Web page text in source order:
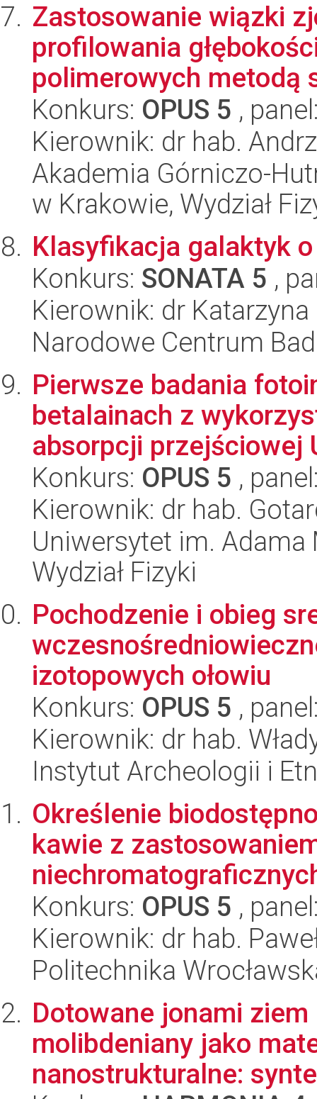
Zastosowanie wiązki
profilowania
polimerowych metodą
Konkurs: OPUS 5 ,
Kierownik: dr hab.
Akademia Górniczo-
w Krakowie, Wydział
Klasyfikacja galaktyk
Konkurs: SONATA 5 ,
Kierownik: dr Katarzyna
Narodowe Centrum
Pierwsze badania
betalainach z
absorpcji przejściowej
Konkurs: OPUS 5 ,
Kierownik: dr hab.
Uniwersytet im.
Wydział Fizyki
Pochodzenie i obieg
izotopowych ołowiu
Konkurs: OPUS 5 ,
Kierownik: dr hab.
Instytut Archeologii i
Określenie
kawie z
Konkurs: OPUS 5 ,
Kierownik: dr hab.
Politechnika
Dotowane jonami
molibdeniany jako
nanostrukturalne: